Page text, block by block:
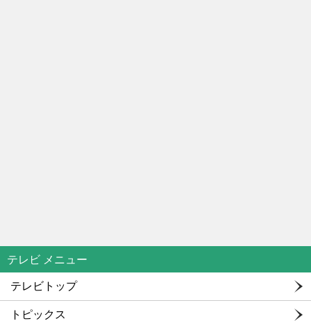
テレビ メニュー
テレビトップ
トピックス